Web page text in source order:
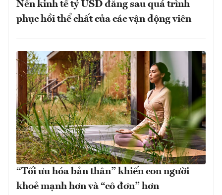
Nền kinh tế tỷ USD đằng sau quá trình
phục hồi thể chất của các vận động viên
“Tối ưu hóa bản thân” khiến con người
khoẻ mạnh hơn và “cô đơn” hơn